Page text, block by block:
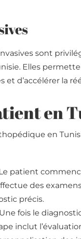
sont
Elles
et d’accélérer la
en
en
patient
des
précis.
fois le
inclut